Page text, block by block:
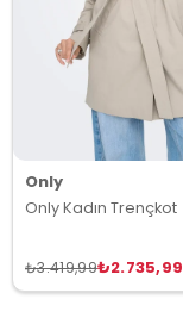
Only
Only Kadın Trençkot
₺2.735,99
₺3.419,99